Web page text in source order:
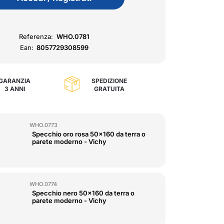
Referenza: WHO.0781
Ean: 8057729308599
3 ANNI
SPEDIZIONE
GRATUITA
WHO.0773
Specchio oro rosa 50x160 da terra o
parete moderno - Vichy
WHO.0774
Specchio nero 50x160 da terra o
parete moderno - Vichy